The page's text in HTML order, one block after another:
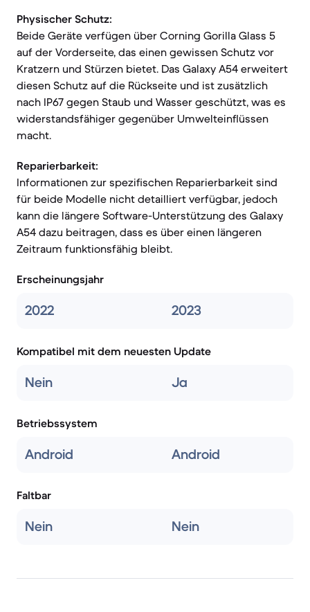
Physischer Schutz:
Beide Geräte verfügen über Corning Gorilla Glass 5
auf der Vorderseite, das einen gewissen Schutz vor
Kratzern und Stürzen bietet. Das Galaxy A54 erweitert
diesen Schutz auf die Rückseite und ist zusätzlich
nach IP67 gegen Staub und Wasser geschützt, was es
widerstandsfähiger gegenüber Umwelteinflüssen
macht.
Reparierbarkeit:
Informationen zur spezifischen Reparierbarkeit sind
für beide Modelle nicht detailliert verfügbar, jedoch
kann die längere Software-Unterstützung des Galaxy
A54 dazu beitragen, dass es über einen längeren
Zeitraum funktionsfähig bleibt.
Erscheinungsjahr
2022 2023
Kompatibel mit dem neuesten Update
Nein Ja
Betriebssystem
Android Android
Faltbar
Nein Nein